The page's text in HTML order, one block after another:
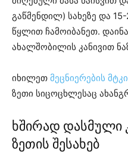
გაწმენდილ) სახეზე და
წყლით ჩამოიბანეთ.
ახალშობილის კანივით
იხილეთ მეცნიერების
ზეთი სიცოცხლესაც
ხშირად დასმული
ზეთის შესახებ